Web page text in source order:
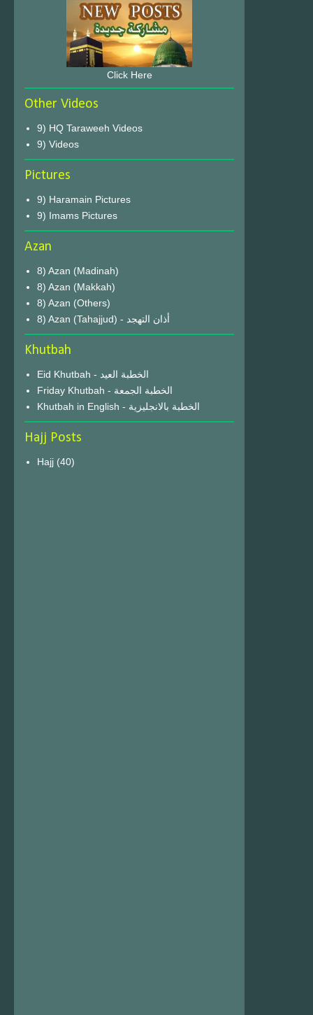
Click Here
Other Videos
9) HQ Taraweeh Videos
9) Videos
Pictures
9) Haramain Pictures
9) Imams Pictures
Azan
8) Azan (Madinah)
8) Azan (Makkah)
8) Azan (Others)
8) Azan (Tahajjud) - أذان التهجد
Khutbah
Eid Khutbah - الخطبة العيد
Friday Khutbah - الخطبة الجمعة
Khutbah in English - الخطبة بالانجليزية
Hajj Posts
Hajj (40)